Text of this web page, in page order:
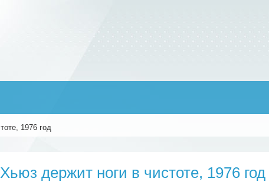
1976 год
держит ноги в чистоте, 1976 год